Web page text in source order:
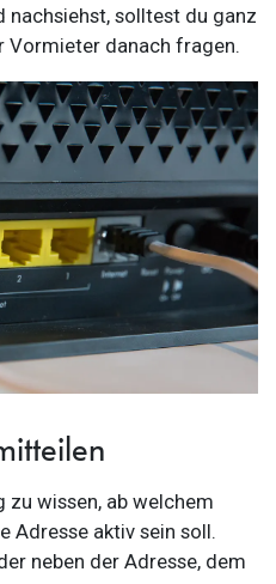
nachsiehst, solltest du ganz
Vormieter danach fragen.
zu wissen, ab welchem
Adresse aktiv sein soll.
neben der Adresse, dem